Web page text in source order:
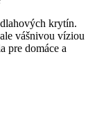
krytín.
vášnivou víziou
pre domáce a